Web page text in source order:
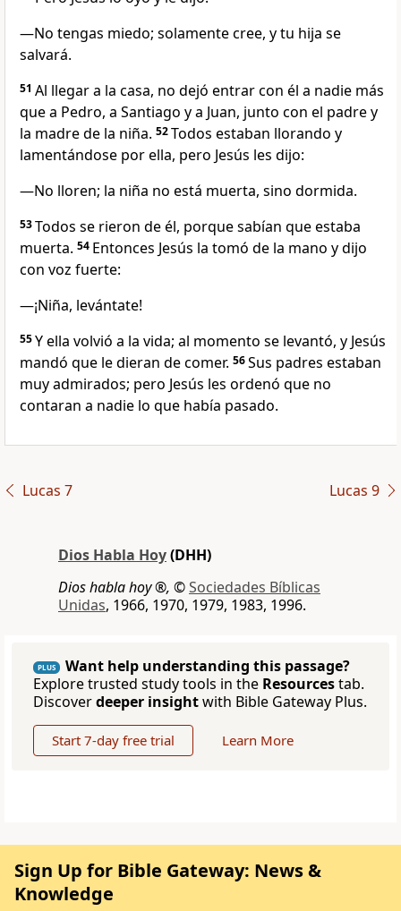
—No tengas miedo; solamente cree, y tu hija se
salvará.
51 Al llegar a la casa, no dejó entrar con él a nadie más
que a Pedro, a Santiago y a Juan, junto con el padre y
la madre de la niña. 52Todos estaban llorando y
lamentándose por ella, pero Jesús les dijo:
—No lloren; la niña no está muerta, sino dormida.
53Todos se rieron de él, porque sabían que estaba
muerta. 54 Entonces Jesús la tomó de la mano y dijo
con voz fuerte:
—¡Niña, levántate!
55Y ella volvió a la vida; al momento se levantó, y Jesús
mandó que le dieran de comer. 56Sus padres estaban
muy admirados; pero Jesús les ordenó que no
contaran a nadie lo que había pasado.
Lucas 7 Lucas 9
Dios Habla Hoy(DHH)
Dios habla hoy ®, ©Sociedades Bíblicas
Unidas, 1966, 1970, 1979, 1983, 1996.
PLUS
Want help understanding this passage?
Explore trusted study tools in the Resourcestab.
Discoverdeeper insightwith Bible Gateway Plus.
Start 7-day free trial Learn More
Sign Up for Bible Gateway: News &
Knowledge